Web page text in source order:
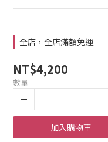
全店，全店滿額免運
NT$4,200
數量
加入購物車